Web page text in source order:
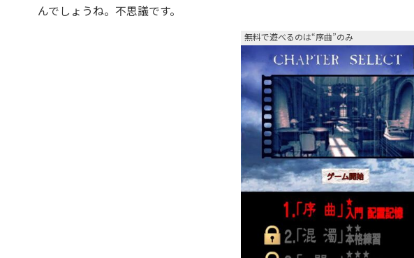
んでしょうね。不思議です。
無料で遊べるのは“序曲”のみ